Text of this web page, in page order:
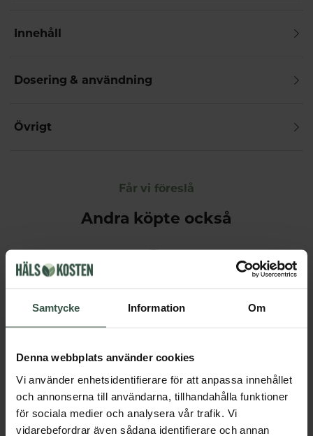
Samtycke Information Om
Denna webbplats använder cookies
Vi använder enhetsidentifierare för att anpassa innehållet
och annonserna till användarna, tillhandahålla funktioner
för sociala medier och analysera vår trafik. Vi
vidarebefordrar även sådana identifierare och annan
Innehåll
Dosering & användning
Övrigt
Får vi föreslå
Andra köpte också
Marint Kollagen + Hyaluronsyra Ekonomipack 2x120k
Great Essentials
398 kr 498 kr
Testobalans Ekonomipack
Great Essentials
498 kr